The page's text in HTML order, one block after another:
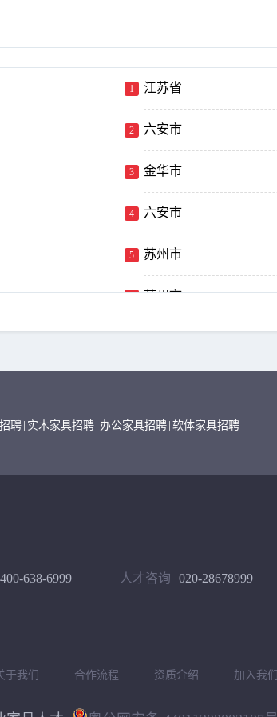
1 江苏省
2 六安市
3 金华市
4 六安市
5 苏州市
苏州市
聘 实木家具招聘 办公家具招聘 软体家具招聘
400-638-6999 人才咨询 020-28678999
于我们 合作流程 资质介绍 加入我们